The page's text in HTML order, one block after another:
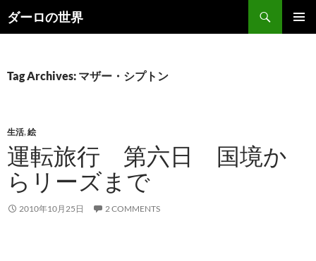
Skip
toダーロの世界
Search
Tag Archives: マザー・シプトン
生活,絵
運転旅行 第六日 国境か
らリーズまで
2010年10月25日 2 COMMENTS